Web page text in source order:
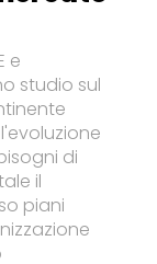
e
studio sul
di
il
piani